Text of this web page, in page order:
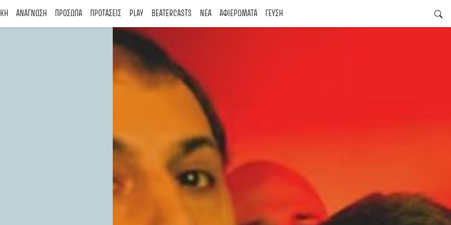
ΑΝΑΓΝΩΣΗ ΠΡΟΣΩΠΑ ΠΡΟΤΑΣΕΙΣ PLAY BEATERCASTS ΝΕΑ ΑΦΙΕΡΩΜΑΤΑ ΓΕΥΣΗ